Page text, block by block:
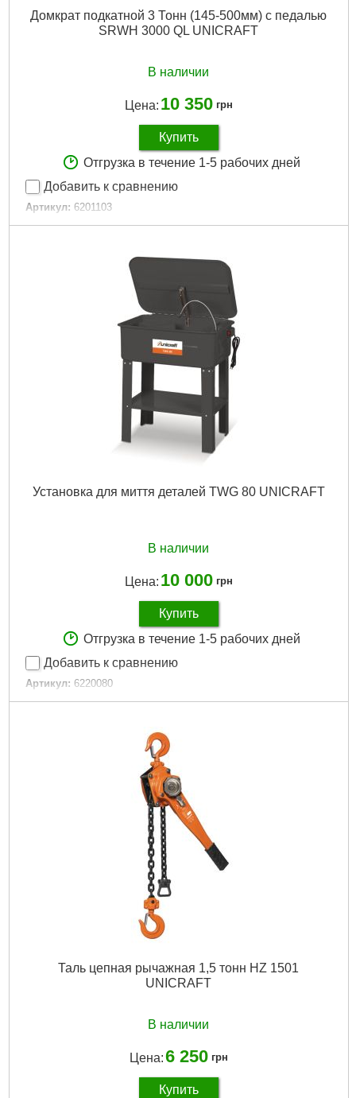
Домкрат подкатной 3 Тонн (145-500мм) с педалью
SRWH 3000 QL UNICRAFT
В наличии
Цена: 10 350 грн
Купить
Отгрузка в течение 1-5 рабочих дней
Добавить к сравнению
Артикул: 6201103
Код товара: 28.00.55
Подробнее...
Установка для миття деталей TWG 80 UNICRAFT
В наличии
Цена: 10 000 грн
Купить
Отгрузка в течение 1-5 рабочих дней
Добавить к сравнению
Артикул: 6220080
Код товара: 29.60.02
Подробнее...
Таль цепная рычажная 1,5 тонн HZ 1501
UNICRAFT
В наличии
Цена:6 250 грн
Купить